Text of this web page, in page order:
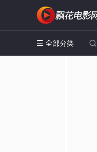
 全部分类 